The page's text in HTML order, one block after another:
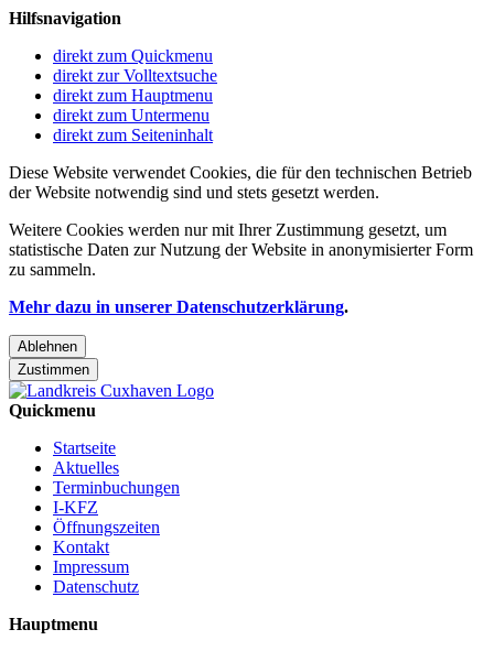
Hilfsnavigation
direkt zum Quickmenu
direkt zur Volltextsuche
direkt zum Hauptmenu
direkt zum Untermenu
direkt zum Seiteninhalt
Diese Website verwendet Cookies, die für den technischen Betrieb
der Website notwendig sind und stets gesetzt werden.
Weitere Cookies werden nur mit Ihrer Zustimmung gesetzt, um
statistische Daten zur Nutzung der Website in anonymisierter Form
zu sammeln.
Mehr dazu in unserer Datenschutzerklärung.
Ablehnen
Zustimmen
Quickmenu
Startseite
Aktuelles
Terminbuchungen
I-KFZ
Öffnungszeiten
Kontakt
Impressum
Datenschutz
Hauptmenu